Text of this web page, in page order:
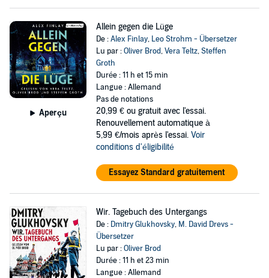
Aperçu
Allein gegen die Lüge
De :Alex Finlay, Leo Strohm - Übersetzer
Lu par :Oliver Brod,Vera Teltz,Steffen
Groth
Durée : 11 h et 15 min
Langue : Allemand
Pas de notations
20,99 € ou gratuit avec l'essai.
Renouvellement automatique à
5,99 €/mois après l'essai. Voir
conditions d'éligibilité
Essayez Standard gratuitement
Wir. Tagebuch des Untergangs
De : Dmitry Glukhovsky, M. David Drevs -
Übersetzer
Lu par :Oliver Brod
Durée : 11 h et 23 min
Langue : Allemand